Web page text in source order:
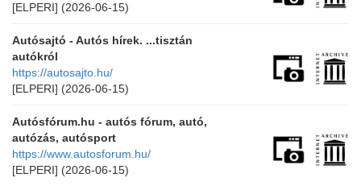
[ELPERI] (2026-06-15)
Autósajtó - Autós hírek. ...tisztán
autókról
https://autosajto.hu/
[ELPERI] (2026-06-15)
Autósfórum.hu - autós fórum, autó,
autózás, autósport
https://www.autosforum.hu/
[ELPERI] (2026-06-15)